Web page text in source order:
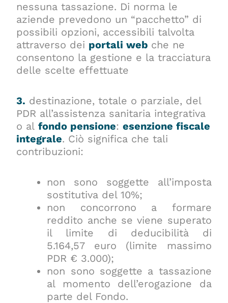
nessuna tassazione. Di norma le
aziende prevedono un “pacchetto” di
possibili opzioni, accessibili talvolta
attraverso dei portali web che ne
consentono la gestione e la tracciatura
delle scelte effettuate
3. destinazione, totale o parziale, del
PDR all’assistenza sanitaria integrativa
o alfondo pensione:esenzione fiscale
integrale. Ciò significa che tali
contribuzioni:
non sono soggette all’imposta
sostitutiva del 10%;
non concorrono a formare
reddito anche se viene superato
il limite di deducibilità di
5.164,57 euro (limite massimo
PDR € 3.000);
non sono soggette a tassazione
al momento dell’erogazione da
parte del Fondo.